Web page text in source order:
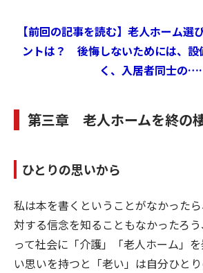
【前回の記事を読む】老人ホーム選
ントは？ 後悔しないためには、設
く、入居者同士の
第三章 老人ホームを終の
ひとりの思いから
私は本を書くということがなかった
対する信念を知ることもなかったろ
って社会に「介護」「老人ホーム」
い思いを持つと「老い」は自分ひとり